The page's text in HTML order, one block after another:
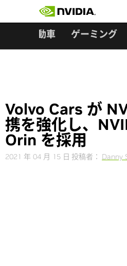
自動車 ゲーミング
Volvo Cars が
携を強化し、
Orin を採用
2021 年 04 月 15 日 投稿者： Danny